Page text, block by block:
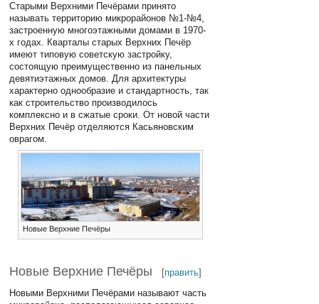
Старыми Верхними Печёрами принято
называть территорию микрорайонов №1-№4,
застроенную многоэтажными домами в 1970-
х годах. Кварталы старых Верхних Печёр
имеют типовую советскую застройку,
состоящую преимущественно из панельных
девятиэтажных домов. Для архитектуры
характерно однообразие и стандартность, так
как строительство производилось
комплексно и в сжатые сроки. От новой части
Верхних Печёр отделяются Касьяновским
оврагом.
Новые Верхние Печёры
Новые Верхние Печёры [править]
Новыми Верхними Печёрами называют часть